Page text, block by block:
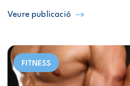
Veure publicació
FITNESS